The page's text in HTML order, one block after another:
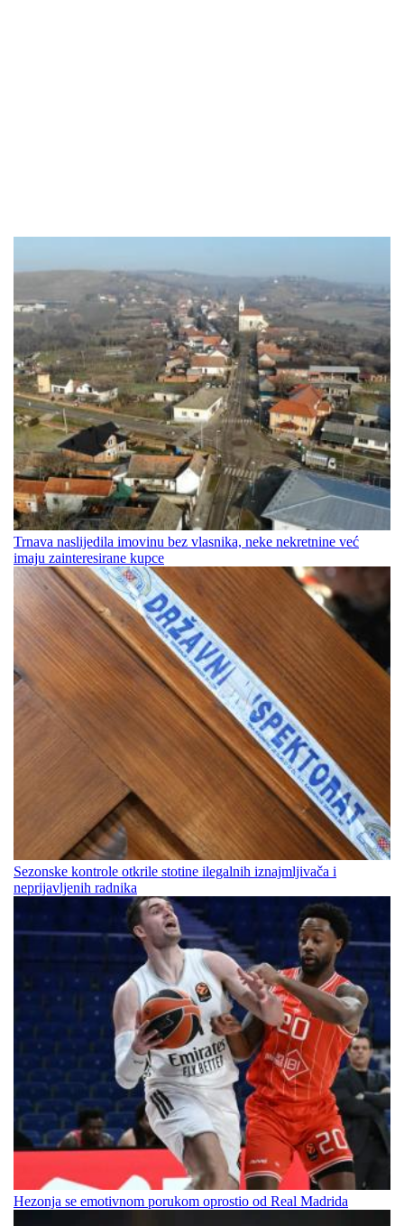
Trnava naslijedila imovinu bez vlasnika, neke nekretnine već
imaju zainteresirane kupce
Sezonske kontrole otkrile stotine ilegalnih iznajmljivača i
neprijavljenih radnika
Hezonja se emotivnom porukom oprostio od Real Madrida